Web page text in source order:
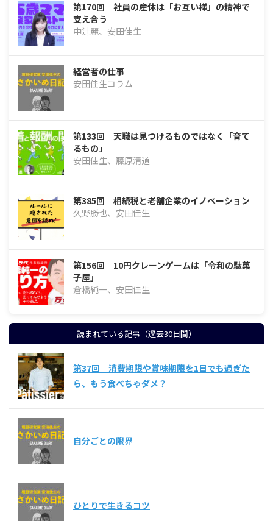
第170回 社員の産休は「お互い様」の精神で
支え合う
中辻麗、安田佳生
経営者の仕事
安田佳生コラム
第133回 天職は見つけるものではなく「育て
るもの」
安田佳生、藤原清道
第385回 相続税と老舗企業のイノベーション
久野勝也、安田佳生
第156回 10円クレーンゲームは「令和の駄菓
子屋」
倉橋純一、安田佳生
読まれている記事（過去30日間）
第37回 消費期限や賞味期限を1日でも過ぎた
ら、もう食べちゃダメ？
自分ごとの限界
ひとりで生きるコツ